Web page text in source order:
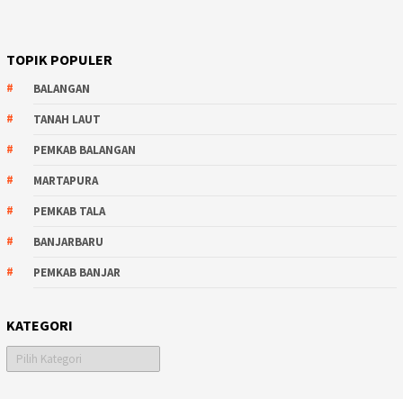
TOPIK POPULER
BALANGAN
TANAH LAUT
PEMKAB BALANGAN
MARTAPURA
PEMKAB TALA
BANJARBARU
PEMKAB BANJAR
KATEGORI
Kategori